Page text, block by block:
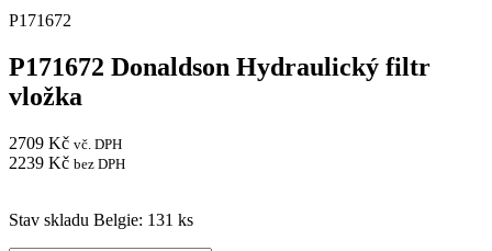
P171672
P171672 Donaldson Hydraulický filtr
vložka
2709 Kč vč. DPH
2239 Kč bez DPH
Stav skladu Belgie: 131 ks